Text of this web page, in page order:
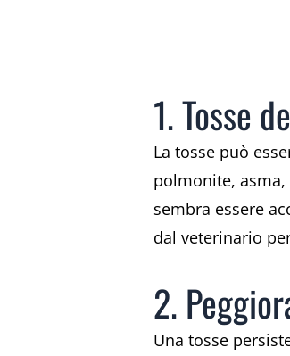
1. Tosse
La tosse può
polmonite,
sembra essere
dal veterinario
2.
Una tosse